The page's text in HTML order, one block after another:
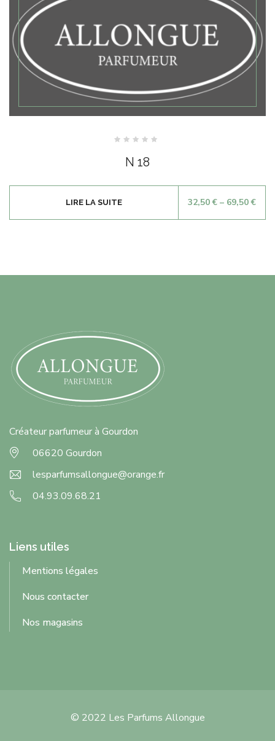
surN 18
32,50€ – 69,50€
LIRE LA SUITE
Créateur parfumeur à Gourdon
06620 Gourdon
lesparfumsallongue@orange.fr
04.93.09.68.21
Liens utiles
Mentions légales
Nous contacter
Nos magasins
© 2022 Les Parfums Allongue